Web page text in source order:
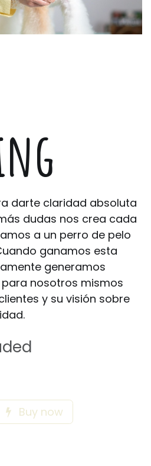
darte claridad absoluta
dudas nos crea cada
a un perro de pelo
Cuando ganamos esta
generamos
nosotros mismos
y su visión sobre
Buy now